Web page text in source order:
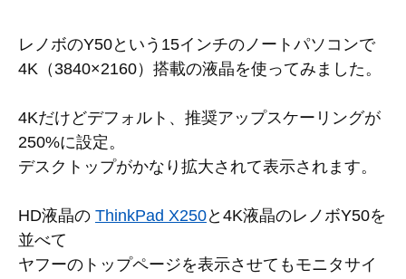
レノボのY50という15インチのノートパソコンで
4K（3840×2160）搭載の液晶を使ってみました。
4Kだけどデフォルト、推奨アップスケーリングが
250%に設定。
デスクトップがかなり拡大されて表示されます。
HD液晶の ThinkPad X250と4K液晶のレノボY50を
並べて
ヤフーのトップページを表示させてもモニタサイ